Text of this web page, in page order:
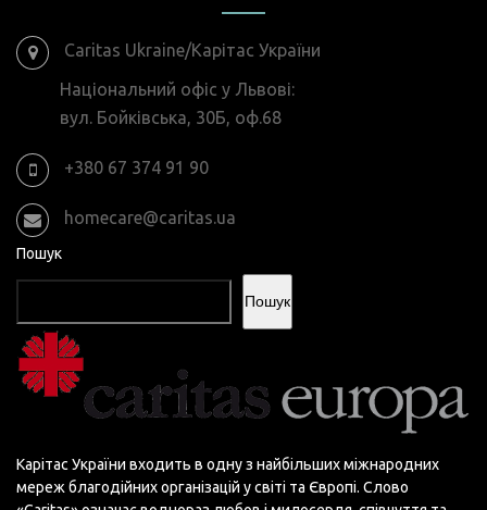
Caritas Ukraine/Карітас України
Національний офіс у Львові:
вул. Бойківська, 30Б, оф.68
+380 67 374 91 90
homecare@caritas.ua
Пошук
Пошук
Карітас України входить в одну з найбільших міжнародних
мереж благодійних організацій у світі та Європі. Слово